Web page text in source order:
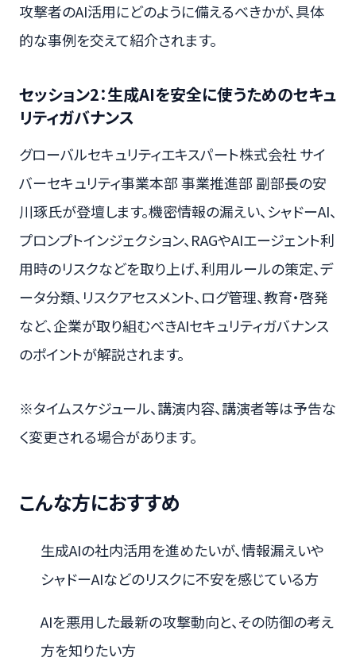
攻撃者のAI活用にどのように備えるべきかが、具体
的な事例を交えて紹介されます。
セッション2：生成AIを安全に使うためのセキュ
リティガバナンス
グローバルセキュリティエキスパート株式会社 サイ
バーセキュリティ事業本部 事業推進部 副部長の安
川琢氏が登壇します。機密情報の漏えい、シャドーAI、
プロンプトインジェクション、RAGやAIエージェント利
用時のリスクなどを取り上げ、利用ルールの策定、デ
ータ分類、リスクアセスメント、ログ管理、教育・啓発
など、企業が取り組むべきAIセキュリティガバナンス
のポイントが解説されます。
※タイムスケジュール、講演内容、講演者等は予告な
く変更される場合があります。
こんな方におすすめ
生成AIの社内活用を進めたいが、情報漏えいや
シャドーAIなどのリスクに不安を感じている方
AIを悪用した最新の攻撃動向と、その防御の考え
方を知りたい方